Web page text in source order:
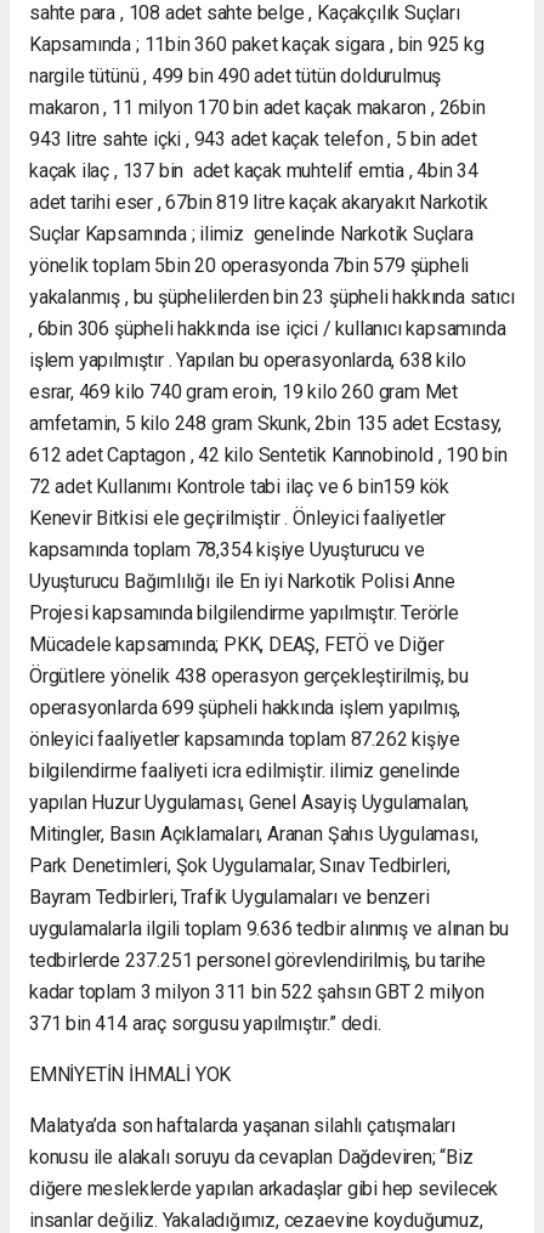
sahte para , 108 adet sahte belge , Kaçakçılık Suçları
Kapsamında ; 11bin 360 paket kaçak sigara , bin 925 kg
nargile tütünü , 499 bin 490 adet tütün doldurulmuş
makaron , 11 milyon 170 bin adet kaçak makaron , 26bin
943 litre sahte içki , 943 adet kaçak telefon , 5 bin adet
kaçak ilaç , 137 bin adet kaçak muhtelif emtia , 4bin 34
adet tarihi eser , 67bin 819 litre kaçak akaryakıt Narkotik
Suçlar Kapsamında ; ilimiz genelinde Narkotik Suçlara
yönelik toplam 5bin 20 operasyonda 7bin 579 şüpheli
yakalanmış , bu şüphelilerden bin 23 şüpheli hakkında satıcı
, 6bin 306 şüpheli hakkında ise içici / kullanıcı kapsamında
işlem yapılmıştır . Yapılan bu operasyonlarda, 638 kilo
esrar, 469 kilo 740 gram eroin, 19 kilo 260 gram Met
amfetamin, 5 kilo 248 gram Skunk, 2bin 135 adet Ecstasy,
612 adet Captagon , 42 kilo Sentetik Kannobinold , 190 bin
72 adet Kullanımı Kontrole tabi ilaç ve 6 bin159 kök
Kenevir Bitkisi ele geçirilmiştir . Önleyici faaliyetler
kapsamında toplam 78,354 kişiye Uyuşturucu ve
Uyuşturucu Bağımlılığı ile En iyi Narkotik Polisi Anne
Projesi kapsamında bilgilendirme yapılmıştır. Terörle
Mücadele kapsamında; PKK, DEAŞ, FETÖ ve Diğer
Örgütlere yönelik 438 operasyon gerçekleştirilmiş, bu
operasyonlarda 699 şüpheli hakkında işlem yapılmış,
önleyici faaliyetler kapsamında toplam 87.262 kişiye
bilgilendirme faaliyeti icra edilmiştir. ilimiz genelinde
yapılan Huzur Uygulaması, Genel Asayiş Uygulamalan,
Mitingler, Basın Açıklamaları, Aranan Şahıs Uygulaması,
Park Denetimleri, Şok Uygulamalar, Sınav Tedbirleri,
Bayram Tedbirleri, Trafik Uygulamaları ve benzeri
uygulamalarla ilgili toplam 9.636 tedbir alınmış ve alınan bu
tedbirlerde 237.251 personel görevlendirilmiş, bu tarihe
kadar toplam 3 milyon 311 bin 522 şahsın GBT 2 milyon
371 bin 414 araç sorgusu yapılmıştır.” dedi.
EMNİYETİN İHMALİ YOK
Malatya’da son haftalarda yaşanan silahlı çatışmaları
konusu ile alakalı soruyu da cevaplan Dağdeviren; “Biz
diğere mesleklerde yapılan arkadaşlar gibi hep sevilecek
insanlar değiliz. Yakaladığımız, cezaevine koyduğumuz,